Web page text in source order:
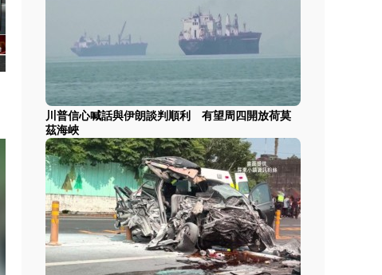
川普信心喊話與伊朗談判順利 有望周四開放荷莫
茲海峽